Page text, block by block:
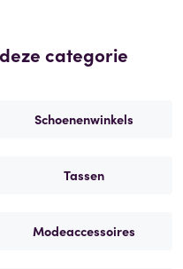
categorie
Schoenenwinkels
Tassen
Modeaccessoires